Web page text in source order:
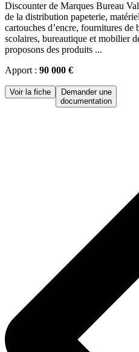
Discounter de Marques Bureau
de la distribution papeterie,
cartouches d’encre, fournitures de
scolaires, bureautique et mobilier
proposons des produits ...
Apport : 90 000 €
Voir la fiche
Demander une
documentation